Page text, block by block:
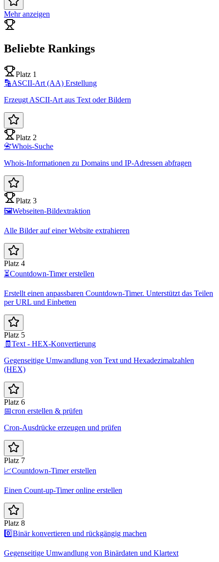
Mehr anzeigen
Beliebte Rankings
Platz 1
🔡ASCII-Art (AA) Erstellung
Erzeugt ASCII-Art aus Text oder Bildern
Platz 2
📇Whois-Suche
Whois-Informationen zu Domains und IP-Adressen abfragen
Platz 3
🖼️Webseiten-Bildextraktion
Alle Bilder auf einer Website extrahieren
Platz 4
⏳Countdown-Timer erstellen
Erstellt einen anpassbaren Countdown-Timer. Unterstützt das Teilen
per URL und Einbetten
Platz 5
🧾 Text - HEX-Konvertierung
Gegenseitige Umwandlung von Text und Hexadezimalzahlen
(HEX)
Platz 6
📅cron erstellen & prüfen
Cron-Ausdrücke erzeugen und prüfen
Platz 7
📈Countdown-Timer erstellen
Einen Count-up-Timer online erstellen
Platz 8
0️⃣Binär konvertieren und rückgängig machen
Gegenseitige Umwandlung von Binärdaten und Klartext